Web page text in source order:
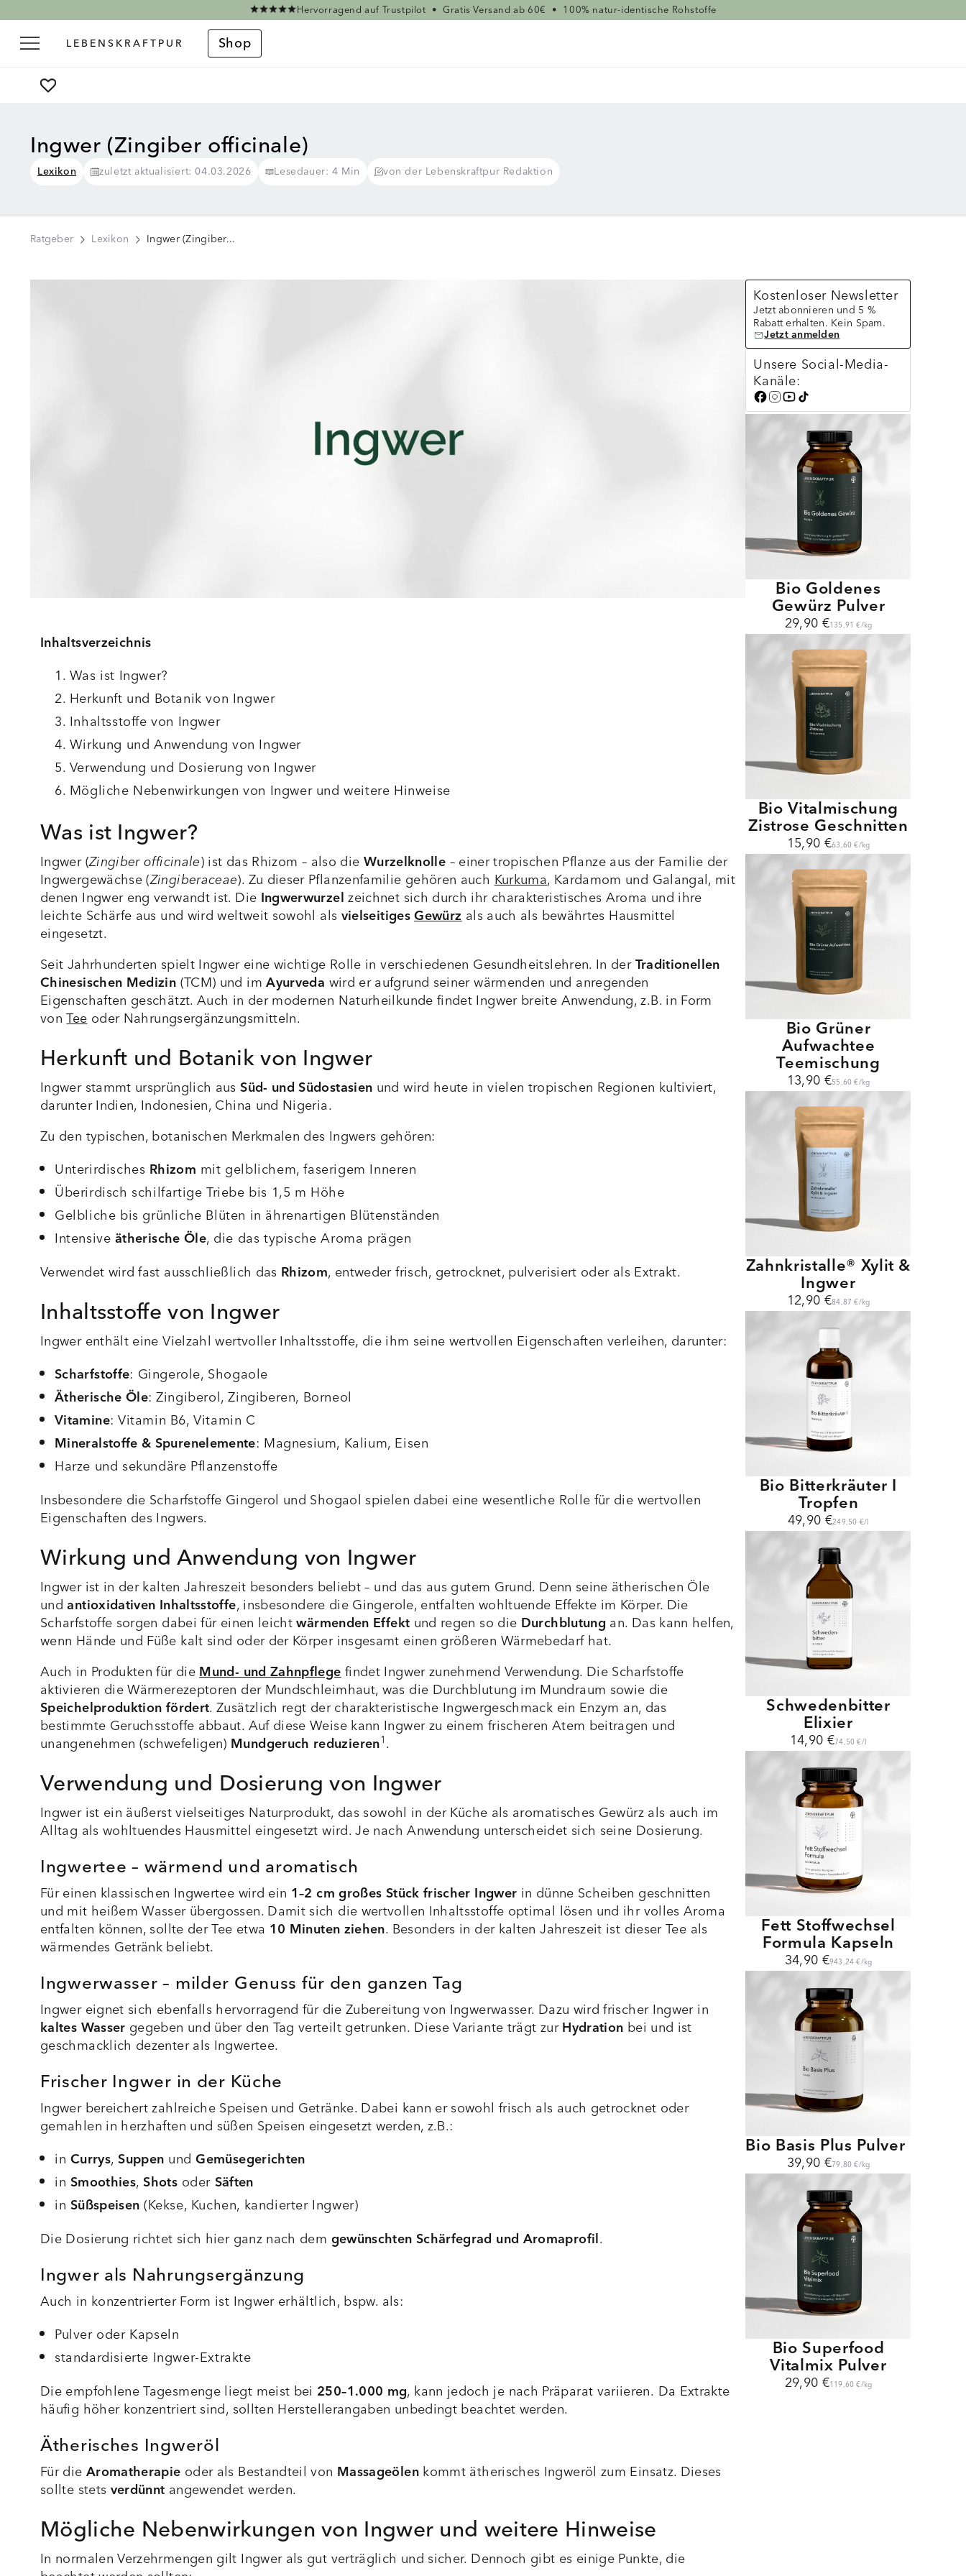
Hervorragend auf Trustpilot • Gratis Versand ab 60€ • 100% natur-identische Rohstoffe
Shop
Ingwer (Zingiber officinale)
Lexikon zuletzt aktualisiert: 04.03.2026 Lesedauer: 4 Min von der Lebenskraftpur Redaktion
Ratgeber Lexikon Ingwer (Zingiber...
Inhaltsverzeichnis
Was ist Ingwer?
Herkunft und Botanik von Ingwer
Inhaltsstoffe von Ingwer
Wirkung und Anwendung von Ingwer
Verwendung und Dosierung von Ingwer
Mögliche Nebenwirkungen von Ingwer und weitere Hinweise
Was ist Ingwer?
Ingwer (Zingiber officinale) ist das Rhizom – also dieWurzelknolle– einer tropischen Pflanze aus der Familie der
Ingwergewächse (Zingiberaceae). Zu dieser Pflanzenfamilie gehören auchKurkuma, Kardamom und Galangal, mit
denen Ingwer eng verwandt ist. Die Ingwerwurzelzeichnet sich durch ihr charakteristisches Aroma und ihre
leichte Schärfe aus und wird weltweit sowohl alsvielseitigesGewürzals auch als bewährtes Hausmittel
eingesetzt.
Seit Jahrhunderten spielt Ingwer eine wichtige Rolle in verschiedenen Gesundheitslehren. In derTraditionellen
Chinesischen Medizin(TCM) und imAyurveda wird er aufgrund seiner wärmenden und anregenden
Eigenschaften geschätzt. Auch in der modernen Naturheilkunde findet Ingwer breite Anwendung, z.B. in Form
vonTeeoder Nahrungsergänzungsmitteln.
Herkunft und Botanik von Ingwer
Ingwer stammt ursprünglich ausSüd- und Südostasien und wird heute in vielen tropischen Regionen kultiviert,
darunter Indien, Indonesien, China und Nigeria.
Zu den typischen, botanischen Merkmalen des Ingwers gehören:
Unterirdisches Rhizom mit gelblichem, faserigem Inneren
Überirdisch schilfartige Triebe bis 1,5 m Höhe
Gelbliche bis grünliche Blüten in ährenartigen Blütenständen
Intensiveätherische Öle, die das typische Aroma prägen
Verwendet wird fast ausschließlich das Rhizom, entweder frisch, getrocknet, pulverisiert oder als Extrakt.
Inhaltsstoffe von Ingwer
Ingwer enthält eine Vielzahl wertvoller Inhaltsstoffe, die ihm seine wertvollen Eigenschaften verleihen, darunter:
Scharfstoffe: Gingerole, Shogaole
Ätherische Öle: Zingiberol, Zingiberen, Borneol
Vitamine:Vitamin B6,Vitamin C
Mineralstoffe & Spurenelemente: Magnesium, Kalium, Eisen
Harze und sekundäre Pflanzenstoffe
Insbesondere die Scharfstoffe Gingerol und Shogaol spielen dabei eine wesentliche Rolle für die wertvollen
Eigenschaften des Ingwers.
Wirkung und Anwendung von Ingwer
Ingwer ist in der kalten Jahreszeit besonders beliebt – und das aus gutem Grund. Denn seine ätherischen Öle
undantioxidativen Inhaltsstoffe, insbesondere die Gingerole, entfalten wohltuende Effekte im Körper. Die
Scharfstoffe sorgen dabei für einen leichtwärmenden Effekt und regen so die Durchblutung an. Das kann helfen,
wenn Hände und Füße kalt sind oder der Körper insgesamt einen größeren Wärmebedarf hat.
Auch in Produkten für dieMund- und Zahnpflegefindet Ingwer zunehmend Verwendung. Die Scharfstoffe
aktivieren die Wärmerezeptoren der Mundschleimhaut, was die Durchblutung im Mundraum sowie die
Speichelproduktionfördert. Zusätzlich regt der charakteristische Ingwergeschmack ein Enzym an, das
bestimmte Geruchsstoffe abbaut. Auf diese Weise kann Ingwer zu einem frischeren Atem beitragen und
unangenehmen (schwefeligen) Mundgeruch reduzieren1.
Verwendung und Dosierung von Ingwer
Ingwer ist ein äußerst vielseitiges Naturprodukt, das sowohl in der Küche als aromatisches Gewürz als auch im
Alltag als wohltuendes Hausmittel eingesetzt wird. Je nach Anwendung unterscheidet sich seine Dosierung.
Ingwertee – wärmend und aromatisch
Für einen klassischen Ingwertee wird ein 1–2 cm großes Stück frischer Ingwer in dünne Scheiben geschnitten
und mit heißem Wasser übergossen. Damit sich die wertvollen Inhaltsstoffe optimal lösen und ihr volles Aroma
entfalten können, sollte der Tee etwa 10 Minuten ziehen. Besonders in der kalten Jahreszeit ist dieser Tee als
wärmendes Getränk beliebt.
Ingwerwasser – milder Genuss für den ganzen Tag
Ingwer eignet sich ebenfalls hervorragend für die Zubereitung von Ingwerwasser. Dazu wird frischer Ingwer in
kaltes Wasser gegeben und über den Tag verteilt getrunken. Diese Variante trägt zurHydration bei und ist
geschmacklich dezenter als Ingwertee.
Frischer Ingwer in der Küche
Ingwer bereichert zahlreiche Speisen und Getränke. Dabei kann er sowohl frisch als auch getrocknet oder
gemahlen in herzhaften und süßen Speisen eingesetzt werden, z.B.:
in Currys,Suppen undGemüsegerichten
in Smoothies,Shots oderSäften
in Süßspeisen(Kekse, Kuchen, kandierter Ingwer)
Die Dosierung richtet sich hier ganz nach dem gewünschten Schärfegrad und Aromaprofil.
Ingwer als Nahrungsergänzung
Auch in konzentrierter Form ist Ingwer erhältlich, bspw. als:
Pulver oder Kapseln
standardisierte Ingwer-Extrakte
Die empfohlene Tagesmenge liegt meist bei 250–1.000 mg, kann jedoch je nach Präparat variieren. Da Extrakte
häufig höher konzentriert sind, sollten Herstellerangaben unbedingt beachtet werden.
Ätherisches Ingweröl
Für dieAromatherapie oder als Bestandteil von Massageölenkommt ätherisches Ingweröl zum Einsatz. Dieses
sollte stetsverdünnt angewendet werden.
Mögliche Nebenwirkungen von Ingwer und weitere Hinweise
In normalen Verzehrmengen gilt Ingwer als gut verträglich und sicher. Dennoch gibt es einige Punkte, die
Kostenloser Newsletter
Jetzt abonnieren und 5 %
Rabatt erhalten. Kein Spam.
Jetzt anmelden
Unsere Social-Media-
Kanäle:
Bio Goldenes
Gewürz Pulver
29,90 €135,91 €/kg
Bio Vitalmischung
Zistrose Geschnitten
15,90 €63,60 €/kg
Bio Grüner
Aufwachtee
Teemischung
13,90 €55,60 €/kg
Zahnkristalle® Xylit &
Ingwer
12,90 €84,87 €/kg
Bio Bitterkräuter I
Tropfen
49,90 €249,50 €/l
Schwedenbitter
Elixier
14,90 €74,50 €/l
Fett Stoffwechsel
Formula Kapseln
34,90 €943,24 €/kg
Bio Basis Plus Pulver
39,90 €79,80 €/kg
Bio Superfood
Vitalmix Pulver
29,90 €119,60 €/kg